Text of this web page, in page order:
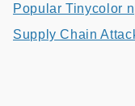
Popular Tinycolor
Supply Chain